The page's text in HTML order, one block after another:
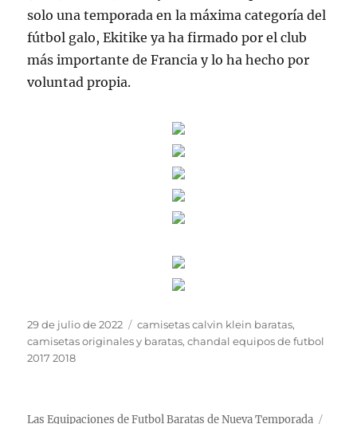
solo una temporada en la máxima categoría del
fútbol galo, Ekitike ya ha firmado por el club
más importante de Francia y lo ha hecho por
voluntad propia.
Publicado
el
29 de julio de 2022 Etiquetas
camisetas calvin klein baratas,
camisetas originales y baratas,chandal equipos de futbol
2017 2018
Las Equipaciones de Futbol Baratas de Nueva Temporada